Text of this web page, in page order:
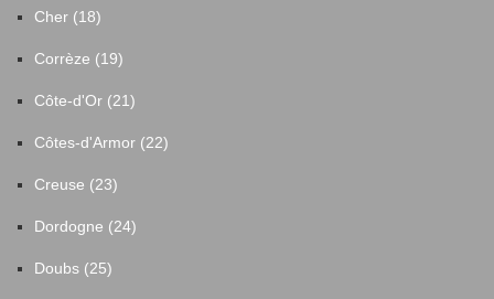
Cher (18)
Corrèze (19)
Côte-d'Or (21)
Côtes-d'Armor (22)
Creuse (23)
Dordogne (24)
Doubs (25)